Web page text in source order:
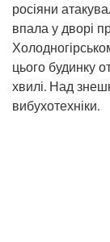
росіяни
впала у дворі
цього будинку
хвилі. Над
вибухотехніки.